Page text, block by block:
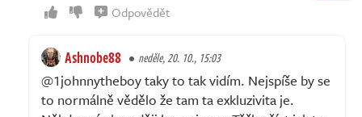
Odpovědět
Ashnobe88 neděle, 20. 10., 15:03
@1johnnytheboy taky to tak vidím. Nejspíše by se
to normálně vědělo že tam ta exkluzivita je.